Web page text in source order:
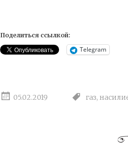
Поделиться ссылкой:
Telegram
05.02.2019 газ,